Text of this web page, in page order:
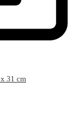
31 cm